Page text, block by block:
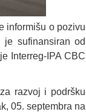
informišu o pozivu
je sufinansiran od
Interreg-IPA CBC
razvoj i podršku
05. septembra na